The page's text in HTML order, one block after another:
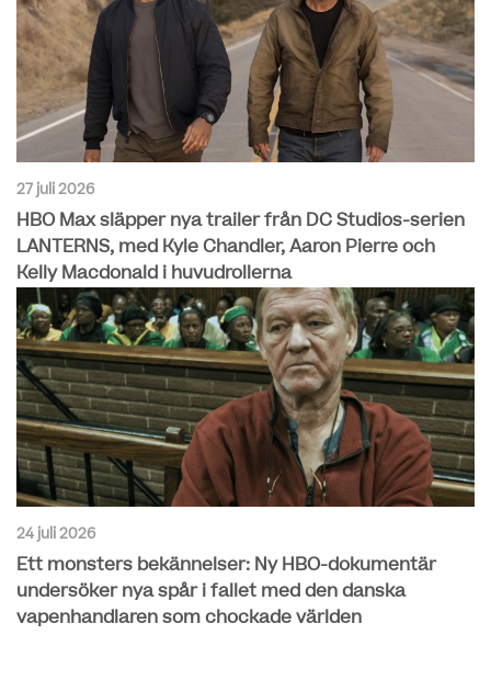
27 juli 2026
HBO Max släpper nya trailer från DC Studios-serien
LANTERNS, med Kyle Chandler, Aaron Pierre och
Kelly Macdonald i huvudrollerna
24 juli 2026
Ett monsters bekännelser: Ny HBO-dokumentär
undersöker nya spår i fallet med den danska
vapenhandlaren som chockade världen